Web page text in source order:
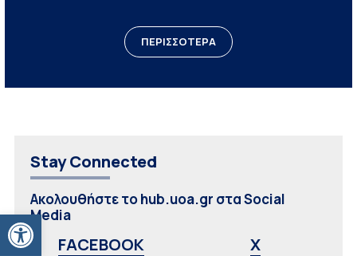
Ανοίξτε τη γραμμή εργαλείων
ΠΕΡΙΣΣΟΤΕΡΑ
Stay Connected
Ακολουθήστε το hub.uoa.gr στα Social
Media
FACEBOOK
X